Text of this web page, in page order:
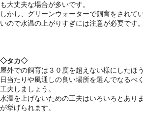
も大丈夫な場合が多いです。
しかし、グリーンウォーターで飼育をされて
いので水温の上がりすぎには注意が必要です。
◇タカ◇
屋外での飼育は３０度を超えない様にしたほ
日当たりや風通しの良い場所を選んでなるべ
工夫しましょう。
水温を上げないための工夫はいろいろとあり
が挙げられます。